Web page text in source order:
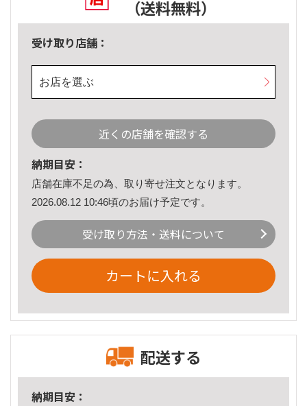
（送料無料）
受け取り店舗：
お店を選ぶ
近くの店舗を確認する
納期目安：
店舗在庫不足の為、取り寄せ注文となります。
2026.08.12 10:46頃のお届け予定です。
受け取り方法・送料について
カートに入れる
配送する
納期目安：